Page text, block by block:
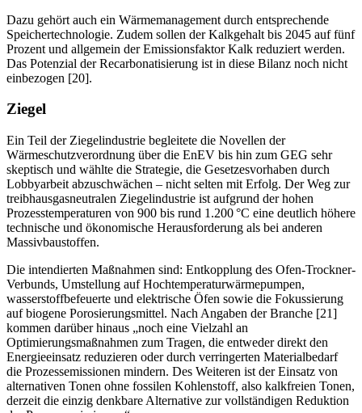
Dazu gehört auch ein Wärmemanagement durch entsprechende
Speichertechnologie. Zudem sollen der Kalkgehalt bis 2045 auf fünf
Prozent und allgemein der Emissionsfaktor Kalk reduziert werden.
Das Potenzial der Recarbonatisierung ist in diese Bilanz noch nicht
einbezogen [20].
Ziegel
Ein Teil der Ziegelindustrie begleitete die Novellen der
Wärmeschutzverordnung über die EnEV bis hin zum GEG sehr
skeptisch und wählte die Strategie, die Gesetzesvorhaben durch
Lobbyarbeit abzuschwächen – nicht selten mit Erfolg. Der Weg zur
treibhausgasneutralen Ziegelindustrie ist aufgrund der hohen
Prozesstemperaturen von 900 bis rund 1.200 °C eine deutlich höhere
technische und ökonomische Herausforderung als bei anderen
Massivbaustoffen.
Die intendierten Maßnahmen sind: Entkopplung des Ofen-Trockner-
Verbunds, Umstellung auf Hochtemperaturwärmepumpen,
wasserstoffbefeuerte und elektrische Öfen sowie die Fokussierung
auf biogene Porosierungsmittel. Nach Angaben der Branche [21]
kommen darüber hinaus „noch eine Vielzahl an
Optimierungsmaßnahmen zum Tragen, die entweder direkt den
Energieeinsatz reduzieren oder durch verringerten Materialbedarf
die Prozessemissionen mindern. Des Weiteren ist der Einsatz von
alternativen Tonen ohne fossilen Kohlenstoff, also kalkfreien Tonen,
derzeit die einzig denkbare Alternative zur vollständigen Reduktion